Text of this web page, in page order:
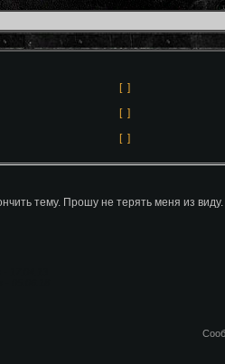
[ ]
[ ]
[ ]
тему. Прошу не терять меня из виду.